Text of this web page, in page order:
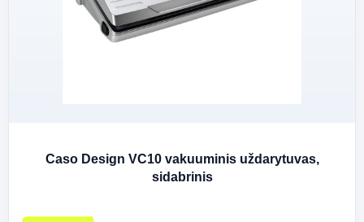
Caso Design VC10 vakuuminis uždarytuvas,
sidabrinis